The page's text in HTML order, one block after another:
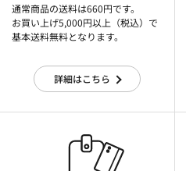
通常商品の送料は660円です。
お買い上げ5,000円以上（税込）で
基本送料無料となります。
詳細はこちら